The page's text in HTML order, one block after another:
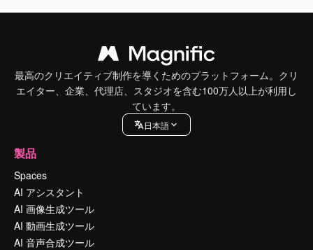
最高のクリエイティブ制作を導くためのプラットフォーム。クリ
エイター、企業、代理店、スタジオを含む100万人以上が利用し
ています。
日本語
製品
Spaces
AI アシスタント
AI 画像生成ツール
AI 動画生成ツール
AI 音声合成ツール